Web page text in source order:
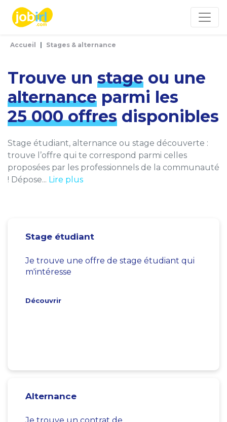
Accueil Stages & alternance
Trouve un stage ou une
alternance parmi les
25 000 offres disponibles
Stage étudiant, alternance ou stage découverte :
trouve l’offre qui te correspond parmi celles
proposées par les professionnels de la communauté
! Dépose... Lire plus
Stage étudiant
Je trouve une offre de stage étudiant qui
m'intéresse
Découvrir
Alternance
Panneau de gestion des cookies